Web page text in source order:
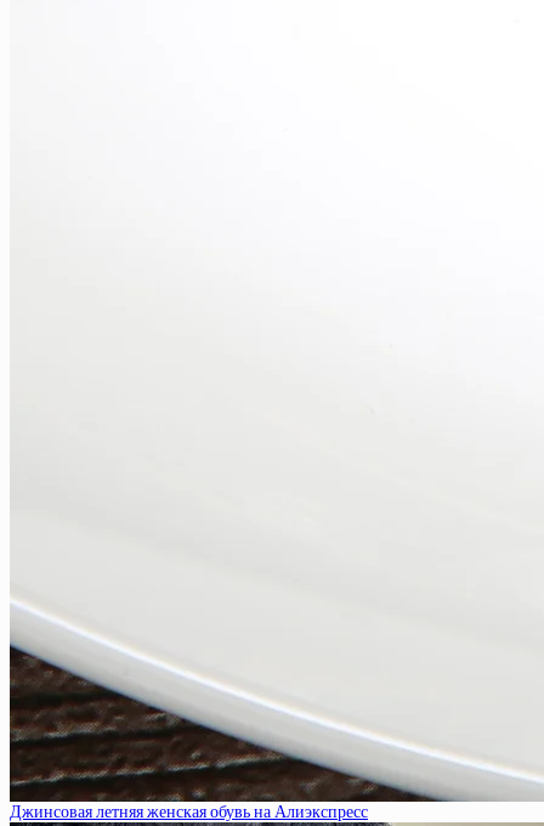
Джинсовая летняя женская обувь на Алиэкспресс